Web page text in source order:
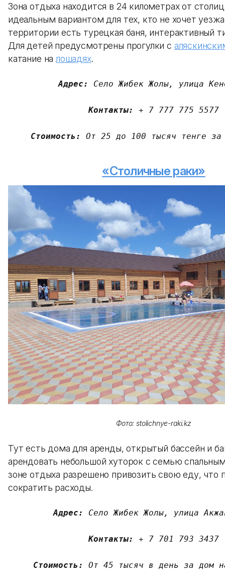
Зона отдыха находится в 24 километрах от
идеальным вариантом для тех, кто не хочет
территории есть турецкая баня, интерактивный
Для детей предусмотрены прогулки с
катание налошадях.
Адрес: Село Жибек Жолы, улица
Контакты:
Стоимость: От 25 до 100 тысяч тенге за
«Столичные раки»
Фото: stolichnye-raki.kz
Тут есть дома для аренды, открытый бассейн и
арендовать небольшой хуторок с семью
зоне отдыха разрешено привозить свою еду, что
сократить расходы.
Адрес: Село Жибек Жолы, улица
Контакты: + 7 701 793 3437
Стоимость: От 45 тысяч в день за дом